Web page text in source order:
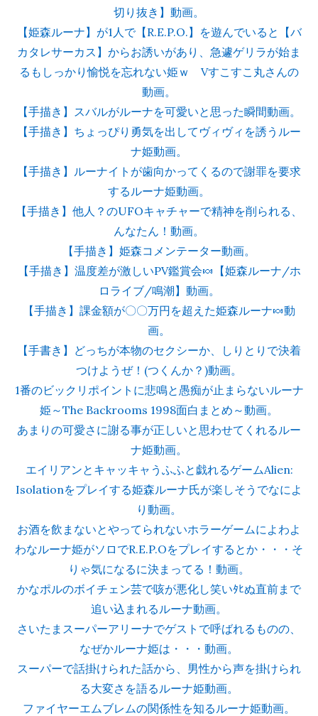
切り抜き】動画。
【姫森ルーナ】が1人で【R.E.P.O.】を遊んでいると【バ
カタレサーカス】からお誘いがあり、急遽ゲリラが始ま
るもしっかり愉悦を忘れない姫ｗ Vすこすこ丸さんの
動画。
【手描き】スバルがルーナを可愛いと思った瞬間動画。
【手描き】ちょっぴり勇気を出してヴィヴィを誘うルー
ナ姫動画。
【手描き】ルーナイトが歯向かってくるので謝罪を要求
するルーナ姫動画。
【手描き】他人？のUFOキャチャーで精神を削られる、
んなたん！動画。
【手描き】姫森コメンテーター動画。
【手描き】温度差が激しいPV鑑賞会🍬【姫森ルーナ/ホ
ロライブ/鳴潮】動画。
【手描き】課金額が〇〇万円を超えた姫森ルーナ🍬動
画。
【手書き】どっちが本物のセクシーか、しりとりで決着
つけようぜ！(つくんか？)動画。
1番のビックリポイントに悲鳴と愚痴が止まらないルーナ
姫～The Backrooms 1998面白まとめ～動画。
あまりの可愛さに謝る事が正しいと思わせてくれるルー
ナ姫動画。
エイリアンとキャッキャうふふと戯れるゲームAlien:
Isolationをプレイする姫森ルーナ氏が楽しそうでなによ
り動画。
お酒を飲まないとやってられないホラーゲームによわよ
わなルーナ姫がソロでR.E.P.Oをプレイするとか・・・そ
りゃ気になるに決まってる！動画。
かなポルのボイチェン芸で咳が悪化し笑いﾀﾋぬ直前まで
追い込まれるルーナ動画。
さいたまスーパーアリーナでゲストで呼ばれるものの、
なぜかルーナ姫は・・・動画。
スーパーで話掛けられた話から、男性から声を掛けられ
る大変さを語るルーナ姫動画。
ファイヤーエムブレムの関係性を知るルーナ姫動画。